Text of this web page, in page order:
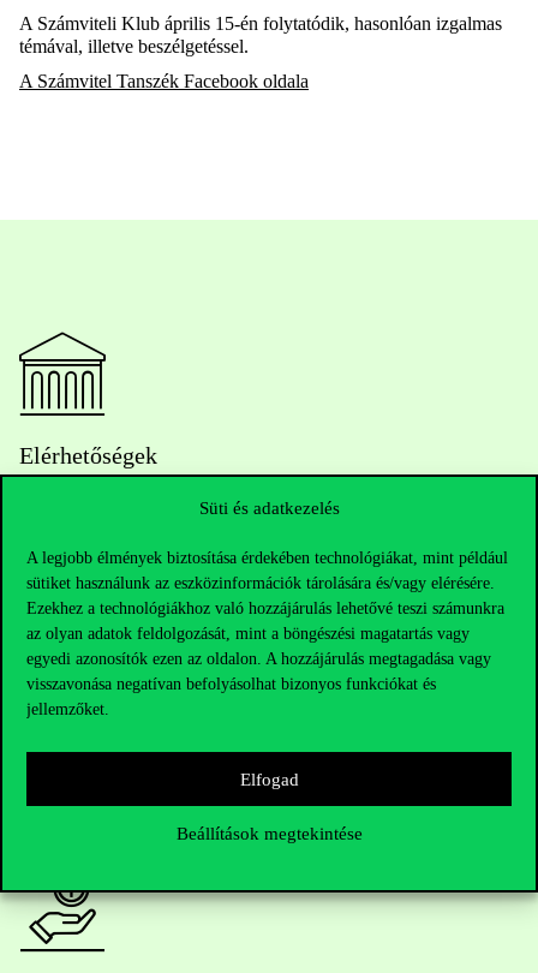
Süti és adatkezelés
A legjobb élmények biztosítása érdekében technológiákat, mint például
sütiket használunk az eszközinformációk tárolására és/vagy elérésére.
Ezekhez a technológiákhoz való hozzájárulás lehetővé teszi számunkra
az olyan adatok feldolgozását, mint a böngészési magatartás vagy
egyedi azonosítók ezen az oldalon. A hozzájárulás megtagadása vagy
visszavonása negatívan befolyásolhat bizonyos funkciókat és
jellemzőket.
Elfogad
Beállítások megtekintése
A Számviteli Klub április 15-én folytatódik, hasonlóan izgalmas
témával, illetve beszélgetéssel.
A Számvitel Tanszék Facebook oldala
Elérhetőségek
Telefonszám:+36 1 482 5000
Kérdésed van a felvételivel kapcsolatban?
Oktatói elérhetőségek
press@uni-corvinus.hu